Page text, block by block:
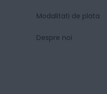
Modalitati de plata
Despre noi